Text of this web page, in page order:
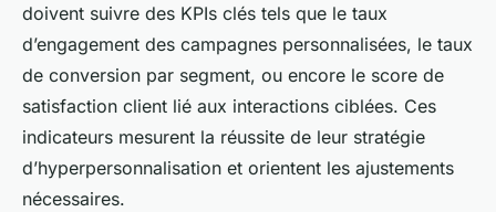
doivent suivre des KPIs clés tels que le taux
d’engagement des campagnes personnalisées, le taux
de conversion par segment, ou encore le score de
satisfaction client lié aux interactions ciblées. Ces
indicateurs mesurent la réussite de leur stratégie
d’hyperpersonnalisation et orientent les ajustements
nécessaires.